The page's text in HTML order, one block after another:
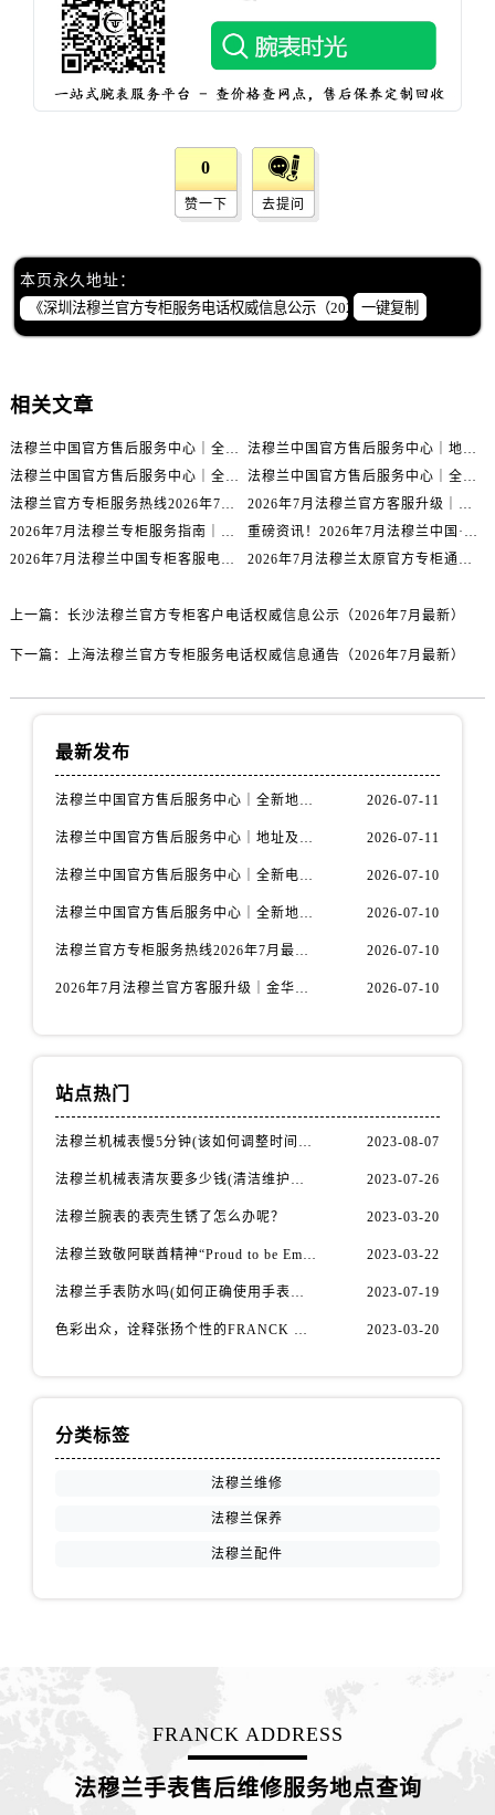
澳门省路氹城市金光大道法穆兰售后服务中心（需提前预约）
广东省广州市天河区天河路230号万菱汇国际中心A塔7层704室法穆兰售后服务中心（需提前预约）
广东省茂名市电白区水东街道迎宾大道法穆兰售后服务中心（需提前预约）
广东省梅州市梅江区金燕大道法穆兰售后服务中心（需提前预约）
广东省清远市清城区湖西路法穆兰售后服务中心（需提前预约）
广东省汕头市龙湖区长平路法穆兰售后服务中心（需提前预约）
广东省汕尾市城区香洲街道园林社区翠园街法穆兰售后服务中心（需提前预约）
广东省阳江市江城区东风一路法穆兰售后服务中心（需提前预约）
广东省湛江市赤坎区观海北路法穆兰售后服务中心（需提前预约）
广西壮族自治区柳州市城中区中山中路法穆兰售后服务中心（需提前预约）
海南省五指山市通什镇三月三大道法穆兰售后服务中心（需提前预约）
0
赞一下 去提问
本页永久地址：
一键复制
相关文章
法穆兰中国官方售后服务中心｜全新地址与售后热线权威信息通知（2026年7月最新）
法穆兰中国官方售后服务中心｜地址及24小时服务电话权威信息声明（2026年7月最新）
法穆兰中国官方售后服务中心｜全新电话和完整维修地址权威信息公示（2026年7月最新）
法穆兰中国官方售后服务中心｜全新地址及服务热线权威信息通知（2026年7月最新）
法穆兰官方专柜服务热线2026年7月最新中国区客户指南与通知
2026年7月法穆兰官方客服升级｜金华专柜服务热线与门店信息全公示
2026年7月法穆兰专柜服务指南｜金华官方客服热线+门店信息重磅核验
重磅资讯！2026年7月法穆兰中国·福州官方专柜名录及客户热线权威发布
2026年7月法穆兰中国专柜客服电话公布｜官方专柜信息核验攻略
2026年7月法穆兰太原官方专柜通知｜服务热线与客户支持渠道全面公开
上一篇： 长沙法穆兰官方专柜客户电话权威信息公示（2026年7月最新）
下一篇： 上海法穆兰官方专柜服务电话权威信息通告（2026年7月最新）
最新发布
法穆兰中国官方售后服务中心｜全新地址与售后热线权威信息通知（2026年7月最新） 2026-07-11
法穆兰中国官方售后服务中心｜地址及24小时服务电话权威信息声明（2026年7月最新） 2026-07-11
法穆兰中国官方售后服务中心｜全新电话和完整维修地址权威信息公示（2026年7月最新） 2026-07-10
法穆兰中国官方售后服务中心｜全新地址及服务热线权威信息通知（2026年7月最新） 2026-07-10
法穆兰官方专柜服务热线2026年7月最新中国区客户指南与通知 2026-07-10
2026年7月法穆兰官方客服升级｜金华专柜服务热线与门店信息全公示 2026-07-10
站点热门
法穆兰机械表慢5分钟(该如何调整时间准确性) 2023-08-07
法穆兰机械表清灰要多少钱(清洁维护费用详解) 2023-07-26
法穆兰腕表的表壳生锈了怎么办呢？ 2023-03-20
法穆兰致敬阿联酋精神“Proud to be Emirati”系列限量腕表 2023-03-22
法穆兰手表防水吗(如何正确使用手表防水功能) 2023-07-19
色彩出众，诠释张扬个性的FRANCK MULLER法穆兰Vanguard Aqua Bleu系列腕表 2023-03-20
分类标签
法穆兰维修
法穆兰保养
法穆兰配件
FRANCK ADDRESS
法穆兰手表售后维修服务地点查询